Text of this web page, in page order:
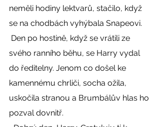
neměli hodiny lektvarů, stačilo, když
se na chodbách vyhýbala Snapeovi.
svého ranního běhu, se Harry vydal
do ředitelny. Jenom co došel ke
kamennému chrliči, socha ožila,
uskočila stranou a Brumbálův hlas ho
pozval dovnitř.